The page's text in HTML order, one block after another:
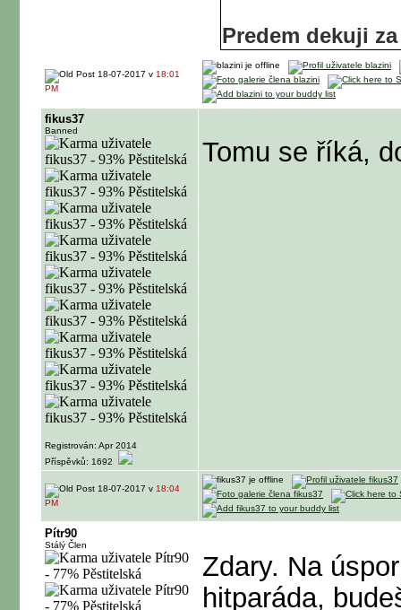
Predem dekuji
18-07-2017 v 18:01
PM
fikus37
Banned
Registrován: Apr 2014
Příspěvků: 1692
Tomu se říká,
18-07-2017 v 18:04
PM
Pítr90
Stálý Člen
Zdary. Na
hitparáda,